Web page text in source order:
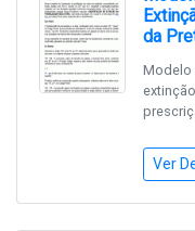
da
Modelo
Ver